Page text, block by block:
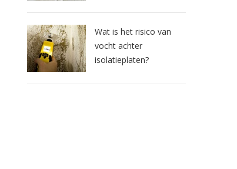
Wat is het risico van
vocht achter
isolatieplaten?